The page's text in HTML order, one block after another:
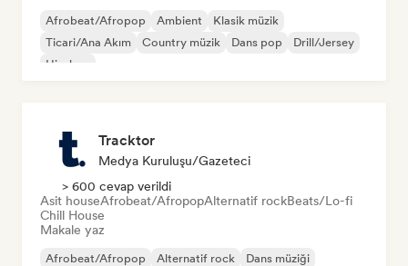
Afrobeat/Afropop Ambient
Klasik müzik
Ticari/Ana Akım
Country müzik Dans pop
Drill/Jersey
Hip-hop
Tracktor
Medya Kuruluşu/Gazeteci
> 600 cevap verildi
Asit houseAfrobeat/AfropopAlternatif rockBeats/Lo-fi
Chill House
Makale yaz
Afrobeat/Afropop Alternatif rock
Dans müziği